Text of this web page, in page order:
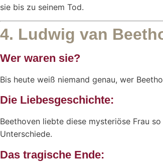
sie bis zu seinem Tod.
4. Ludwig van
Wer waren sie?
Bis heute weiß niemand genau, wer
Die Liebesgeschichte:
Beethoven liebte diese mysteriöse Frau
Unterschiede.
Das tragische Ende: